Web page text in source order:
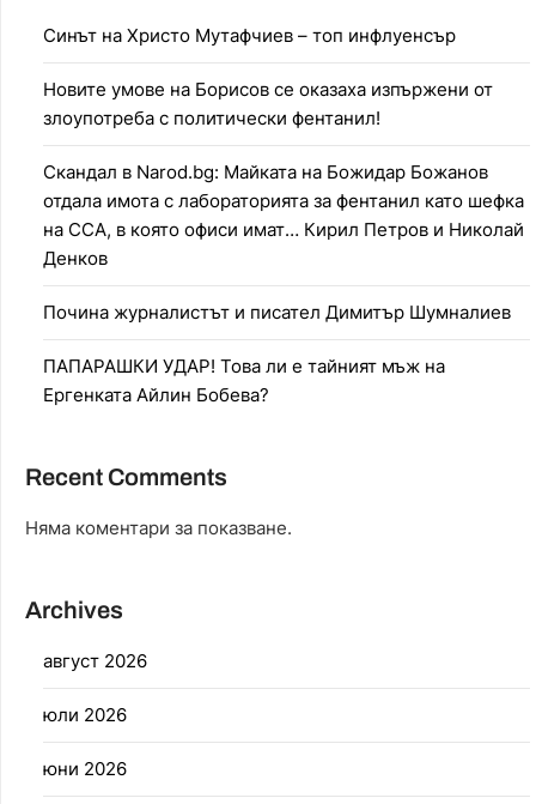
Синът на Христо Мутафчиев – топ инфлуенсър
Новите умове на Борисов се оказаха изпържени от
злоупотреба с политически фентанил!
Скандал в Narod.bg: Майката на Божидар Божанов
отдала имота с лабораторията за фентанил като шефка
на ССА, в която офиси имат… Кирил Петров и Николай
Денков
Почина журналистът и писател Димитър Шумналиев
ПАПАРАШКИ УДАР! Това ли е тайният мъж на
Ергенката Айлин Бобева?
Recent Comments
Няма коментари за показване.
Archives
август 2026
юли 2026
юни 2026